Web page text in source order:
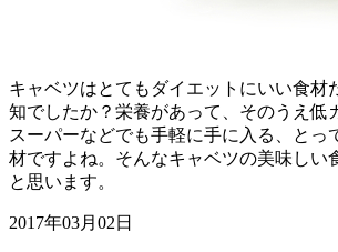
キャベツはとてもダイエットにいい食材
知でしたか？栄養があって、そのうえ低
スーパーなどでも手軽に手に入る、とっ
材ですよね。そんなキャベツの美味しい
と思います。
2017年03月02日